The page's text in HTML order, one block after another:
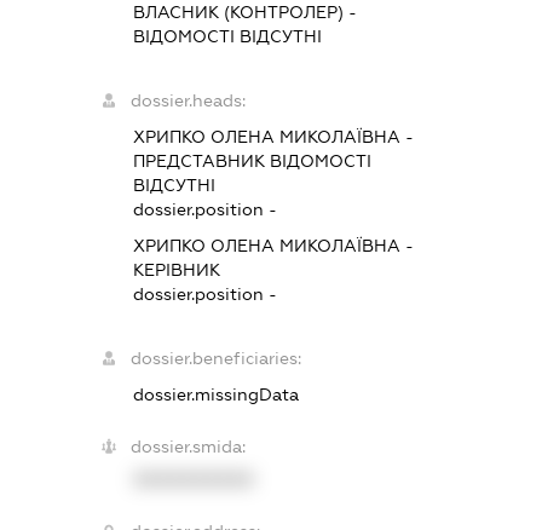
ВЛАСНИК (КОНТРОЛЕР) -
ВІДОМОСТІ ВІДСУТНІ
dossier.heads:
ХРИПКО ОЛЕНА МИКОЛАЇВНА -
ПРЕДСТАВНИК ВІДОМОСТІ
ВІДСУТНІ
dossier.position -
ХРИПКО ОЛЕНА МИКОЛАЇВНА -
КЕРІВНИК
dossier.position -
dossier.beneficiaries:
dossier.missingData
dossier.smida: